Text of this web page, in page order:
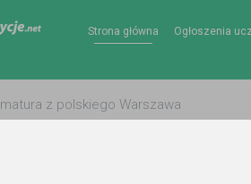
Strona główna Ogłoszenia